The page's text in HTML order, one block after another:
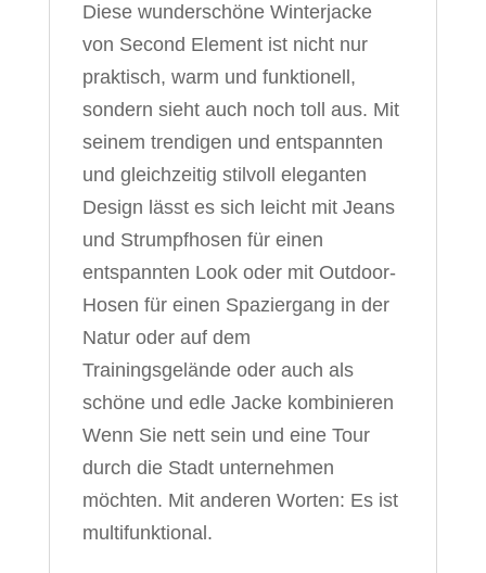
Diese wunderschöne Winterjacke
von Second Element ist nicht nur
praktisch, warm und funktionell,
sondern sieht auch noch toll aus. Mit
seinem trendigen und entspannten
und gleichzeitig stilvoll eleganten
Design lässt es sich leicht mit Jeans
und Strumpfhosen für einen
entspannten Look oder mit Outdoor-
Hosen für einen Spaziergang in der
Natur oder auf dem
Trainingsgelände oder auch als
schöne und edle Jacke kombinieren
Wenn Sie nett sein und eine Tour
durch die Stadt unternehmen
möchten. Mit anderen Worten: Es ist
multifunktional.